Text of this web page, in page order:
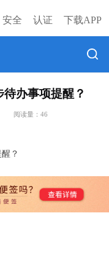
安全 认证 下载APP
办事项提醒？
阅读量： 46
？